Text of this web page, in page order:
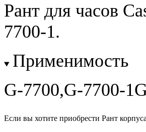
Рант для часов
7700-1.
Применимость
G-7700,G-7700-
Если вы хотите приобрести Рант